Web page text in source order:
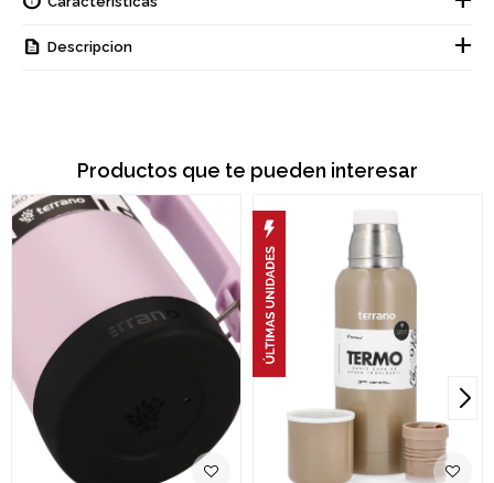
Descripcion
Productos que te pueden interesar